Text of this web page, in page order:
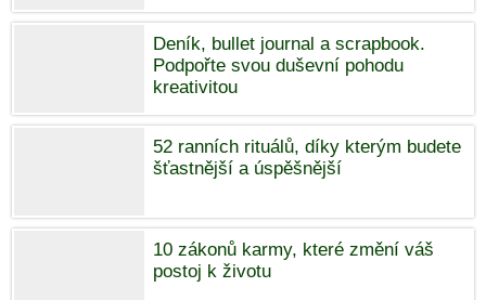
Deník, bullet journal a scrapbook.
Podpořte svou duševní pohodu
kreativitou
52 ranních rituálů, díky kterým budete
šťastnější a úspěšnější
10 zákonů karmy, které změní váš
postoj k životu